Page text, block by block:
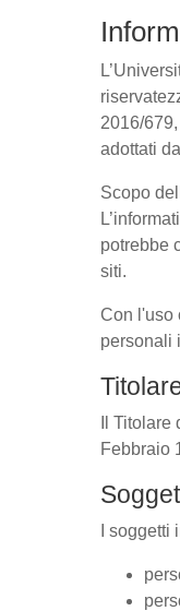
2016/
adottati
Scopo
potrebbe
siti.
Con l'uso
personali
Il
Febbraio
I